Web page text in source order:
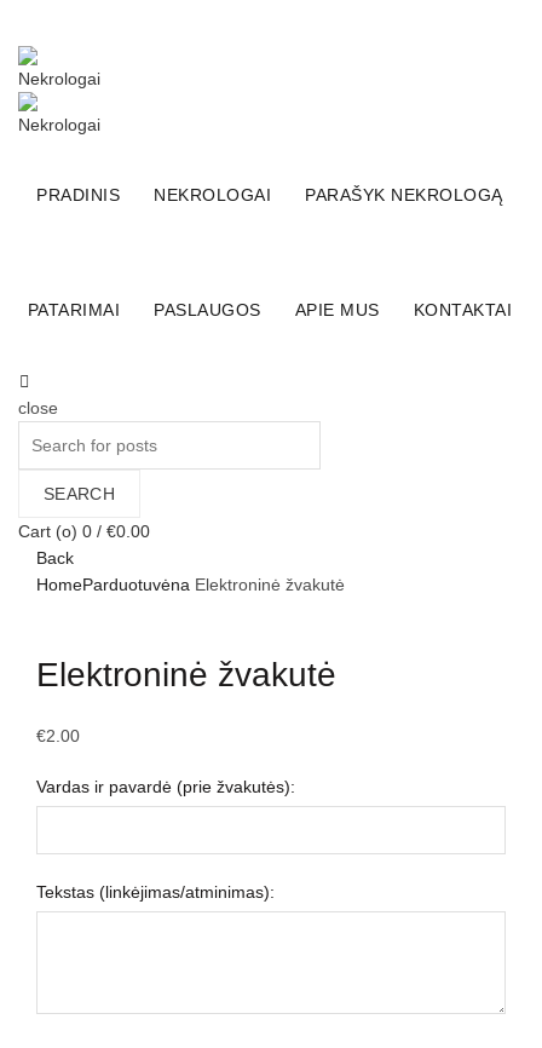
El. parduotuvė
Facebook
PRADINIS NEKROLOGAI PARAŠYK NEKROLOGĄ
PATARIMAI PASLAUGOS APIE MUS KONTAKTAI
close
SEARCH
Cart (o) 0 / €0.00
Back
HomeParduotuvėna Elektroninė žvakutė
Elektroninė žvakutė
€2.00
Vardas ir pavardė (prie žvakutės):
Tekstas (linkėjimas/atminimas):